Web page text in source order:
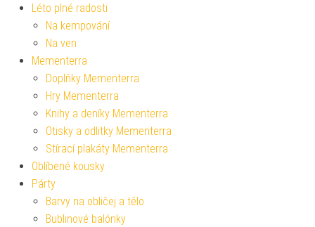
Léto plné radosti
Na kempování
Na ven
Mementerra
Doplňky Mementerra
Hry Mementerra
Knihy a deníky Mementerra
Otisky a odlitky Mementerra
Stírací plakáty Mementerra
Oblíbené kousky
Párty
Barvy na obličej a tělo
Bublinové balónky